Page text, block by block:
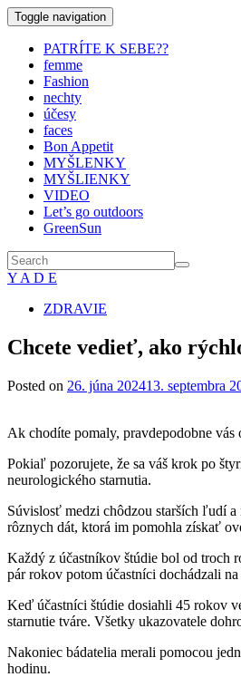
Toggle navigation
PATRÍTE K SEBE??
femme
Fashion
nechty
účesy
faces
Bon Appetit
MYŠLENKY
MYŠLIENKY
VIDEO
Let’s go outdoors
GreenSun
Y A D E
ZDRAVIE
Chcete vedieť, ako
Posted on 26. júna 202413. septembra
Ak chodíte pomaly, pravdepodobne vás
Pokiaľ pozorujete, že sa váš krok po
neurologického starnutia.
Súvislosť medzi chôdzou starších ľudí
rôznych dát, ktorá im pomohla získať
Každý z účastníkov štúdie bol od troch
pár rokov potom účastníci dochádzali
Keď účastníci štúdie dosiahli 45 rokov
starnutie tváre. Všetky ukazovatele
Nakoniec bádatelia merali pomocou
hodinu.